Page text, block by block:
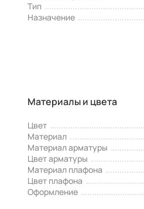
Тип
Назначение
Материалы и цвета
Цвет
Материал
Материал арматуры
Цвет арматуры
Материал плафона
Цвет плафона
Оформление